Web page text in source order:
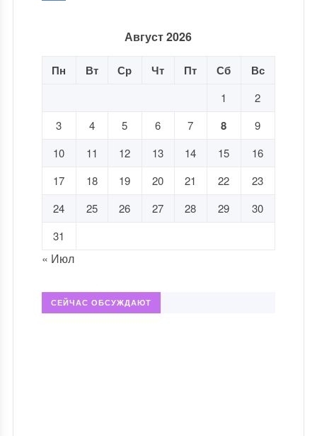
Август 2026
Пн Вт Ср Чт Пт Сб Вс
1
2
3
4 5 6 7 8
9
10
11 12 13 14 15
16
17
18 19 20 21 22
23
24
25 26 27 28 29
30
31
« Июл
СЕЙЧАС ОБСУЖДАЮТ